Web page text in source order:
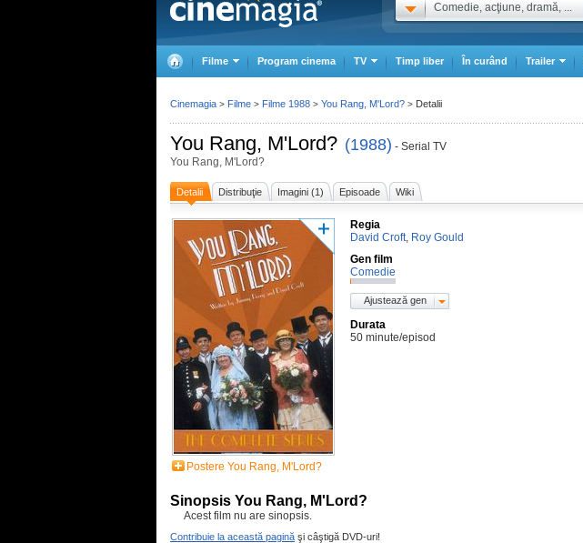
Comedie, acţiune, dramă, ...
Filme Program cinema TV Timp liber În curând Trailer
You Rang, M'Lord? (1988) - Serial TV
You Rang, M'Lord?
Detalii Distribuţie Imagini (1) Episoade Wiki
Postere You Rang, M'Lord?
Regia
David Croft, Roy Gould
Gen film
Comedie
Ajustează gen
Durata
50 minute/episod
Sinopsis You Rang, M'Lord?
Acest film nu are sinopsis.
Contribuie la această pagină şi câştigă DVD-uri!
Cinemagia > Filme > Filme 1988 > You Rang, M'Lord? > Detalii